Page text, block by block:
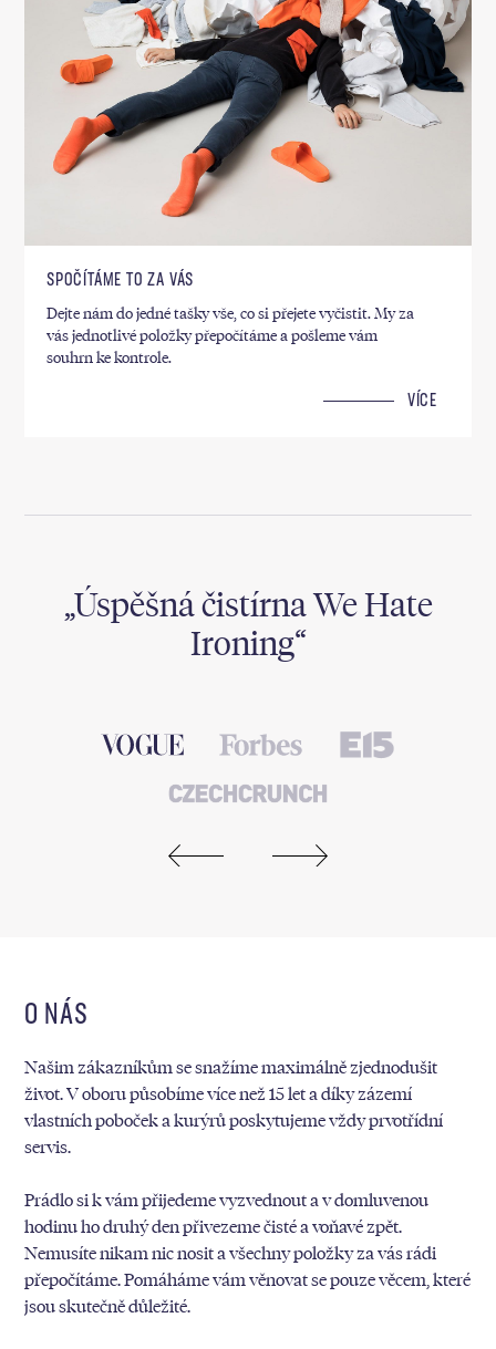
SPOČÍTÁME TO ZA VÁS
Dejte nám do jedné tašky vše, co si přejete vyčistit. My za
vás jednotlivé položky přepočítáme a pošleme vám
souhrn ke kontrole.
VÍCE
Úspěšná čistírna We Hate
Ironing
O NÁS
Našim zákazníkům se snažíme maximálně zjednodušit
život. V oboru působíme více než 15 let a díky zázemí
vlastních poboček a kurýrů poskytujeme vždy prvotřídní
servis.
Prádlo si k vám přijedeme vyzvednout a v domluvenou
hodinu ho druhý den přivezeme čisté a voňavé zpět.
Nemusíte nikam nic nosit a všechny položky za vás rádi
přepočítáme. Pomáháme vám věnovat se pouze věcem, které
jsou skutečně důležité.